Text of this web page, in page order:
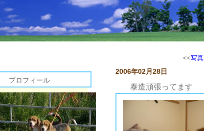
プロフィール
<<写
2006年02月28日
泰造頑張ってます